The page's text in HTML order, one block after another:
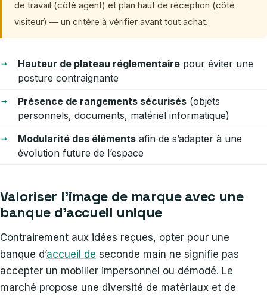
de travail (côté agent) et plan haut de réception (côté
visiteur) — un critère à vérifier avant tout achat.
Hauteur de plateau réglementaire pour éviter une
posture contraignante
Présence de rangements sécurisés (objets
personnels, documents, matériel informatique)
Modularité des éléments afin de s’adapter à une
évolution future de l’espace
Valoriser l’image de marque avec une
banque d’accueil unique
Contrairement aux idées reçues, opter pour une
banque d’accueil de seconde main ne signifie pas
accepter un mobilier impersonnel ou démodé. Le
marché propose une diversité de matériaux et de